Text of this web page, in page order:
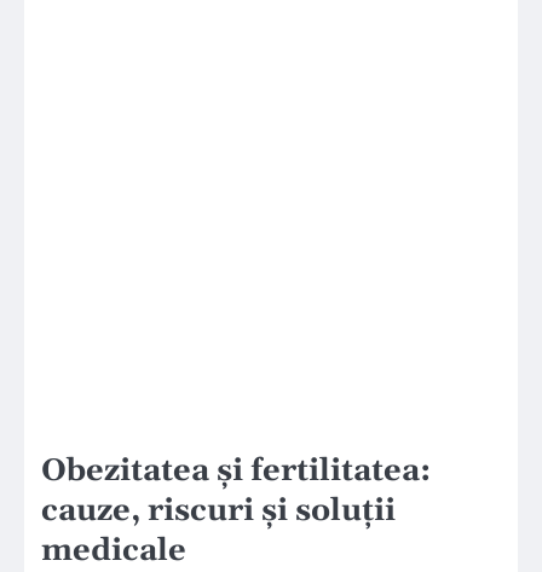
Obezitatea și fertilitatea:
cauze, riscuri și soluții
medicale